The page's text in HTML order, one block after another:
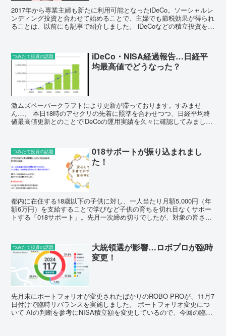
2017年から専業主婦も新たに利用可能となったiDeCo。ソーシャルレ
ンディング投資と合わせて始めることで、主婦でも節税効果が得られ
ることは、以前にも記事で紹介しました。 iDeCoなどの積立投資を始
つみたて投資の話題
iDeCo・NISA経過報告…日経平
均最高値でどうなった？
激ムズペーパークラフトにより更新が滞っております。すみませ
ん…。 本日18時のアセクリの先着に照準を合わせつつ、日経平均終
値最高値更新とのことでiDeCoの運用実績を久々に確認してみまし
つみたて投資の話題
018サポートが振り込まれまし
た！
都内に在住する18歳以下の子供に対し、一人当たり月額5,000円（年
額6万円）を支給することで学びなど子供の育ちを切れ目なくサポー
トする「018サポート」。先月一次締め切りでしたが、対象の皆さん
つみたて投資の話題
大統領選が影響…ロボプロが臨時
変更！
先月末にポートフォリオが変更されたばかりのROBO PROが、11月7
日付けで臨時リバランスを実施しました。 ポートフォリオ変更につ
いて AIの判断を参考にNISA積立額を変更しているので、今回の臨時